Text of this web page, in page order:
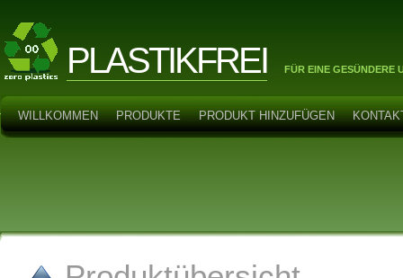
PLASTIKFREI FÜR EINE GESÜNDERE
WILLKOMMEN PRODUKTE PRODUKT HINZUFÜGEN